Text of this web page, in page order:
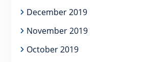
December 2019
November 2019
October 2019